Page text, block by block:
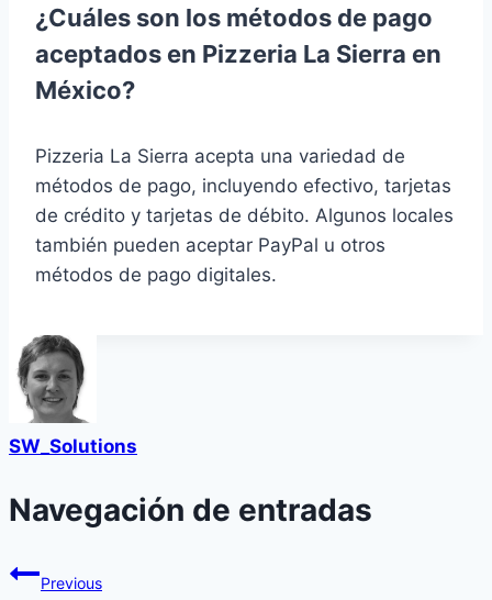
¿Cuáles son los métodos de pago
aceptados en Pizzeria La Sierra en
México?
Pizzeria La Sierra acepta una variedad de
métodos de pago, incluyendo efectivo, tarjetas
de crédito y tarjetas de débito. Algunos locales
también pueden aceptar PayPal u otros
métodos de pago digitales.
SW_Solutions
Navegación de entradas
Previous